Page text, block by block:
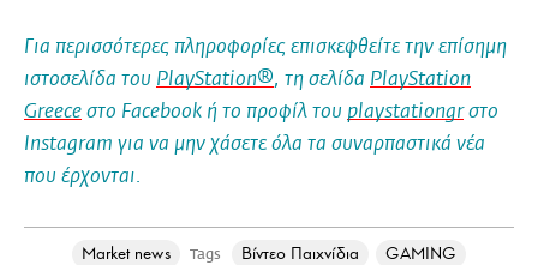
Για περισσότερες πληροφορίες επισκεφθείτε την επίσημη
ιστοσελίδα του PlayStation®, τη σελίδα PlayStation
Greece στο Facebook ή το προφίλ του playstationgrστο
Instagram για να μην χάσετε όλα τα συναρπαστικά νέα
που έρχονται.
Market news Tags Βίντεο Παιχνίδια
GAMING